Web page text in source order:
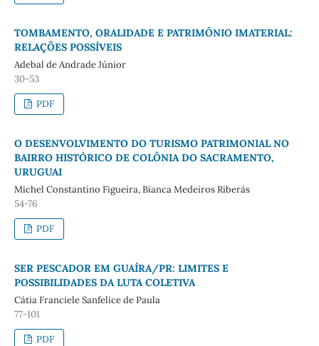
TOMBAMENTO, ORALIDADE E PATRIMÔNIO IMATERIAL:
RELAÇÕES POSSÍVEIS
Adebal de Andrade Júnior
30-53
PDF
O DESENVOLVIMENTO DO TURISMO PATRIMONIAL NO
BAIRRO HISTÓRICO DE COLÔNIA DO SACRAMENTO,
URUGUAI
Michel Constantino Figueira, Bianca Medeiros Riberás
54-76
PDF
SER PESCADOR EM GUAÍRA/PR: LIMITES E
POSSIBILIDADES DA LUTA COLETIVA
Cátia Franciele Sanfelice de Paula
77-101
PDF